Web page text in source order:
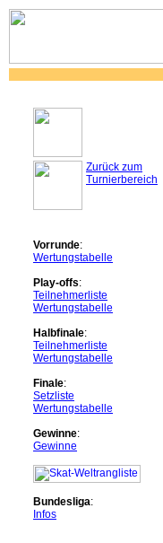
Zurück zum
Turnierbereich
Vorrunde:
Wertungstabelle
Play-offs:
Teilnehmerliste
Wertungstabelle
Halbfinale:
Teilnehmerliste
Wertungstabelle
Finale:
Setzliste
Wertungstabelle
Gewinne:
Gewinne
Bundesliga:
Infos